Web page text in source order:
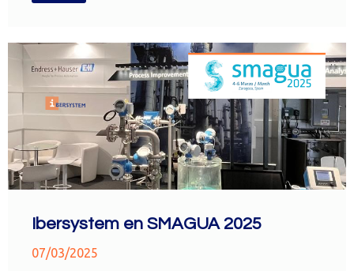
Ibersystem en SMAGUA 2025
07/03/2025